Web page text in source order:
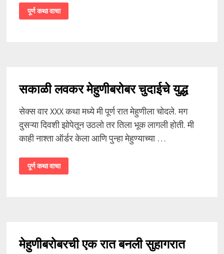
मेहुणीबरोबर
दिवस
रात
पूर्ण कथा वाचा
सकाळी लवकर मेहुणीबरोबर चुदाईचे युद्ध
सेक्स वार XXX कथा मध्ये मी पूर्ण रात मेहुणीला चोदले. मग
दुसऱ्या दिवशी झोपेतून उठलो तर तिला भूक लागली होती. मी
काही नाश्ता ऑर्डर केला आणि पुन्हा मेहुण्याच्या …
सकाळी
लवकर
मेहुणीबरोबर
पूर्ण कथा वाचा
मेहुणीबरोबरची एक रात बनली सुहागरात